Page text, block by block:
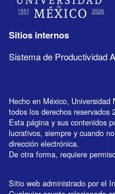
Sitios internos
Sistema de Productividad
Hecho en México,
todos los derechos reservados
Esta página y sus contenidos
lucrativos, siempre y cuando
dirección electrónica.
De otra forma, requiere
Sitio web administrado por el